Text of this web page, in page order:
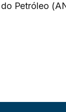
Petróleo